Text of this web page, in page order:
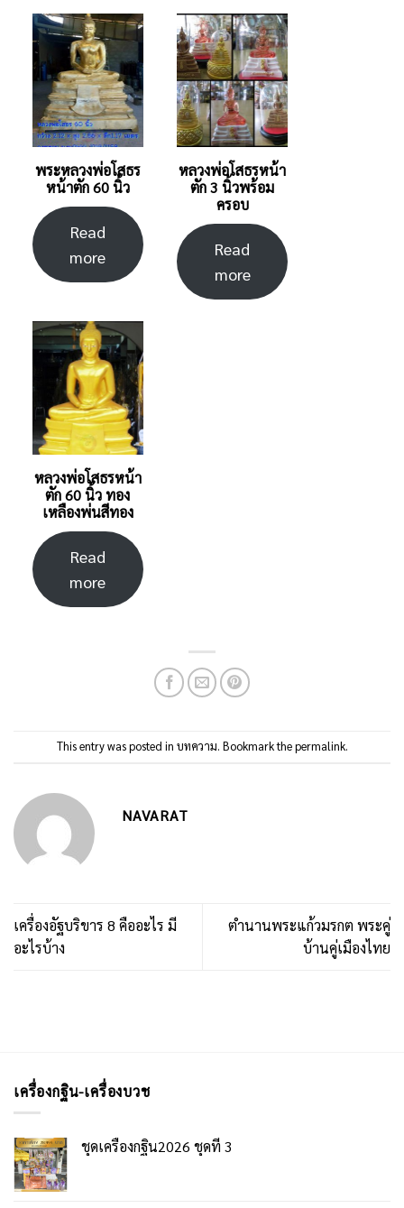
พระหลวงพ่อโสธร
หน้าตัก 60 นิ้ว
Read
more
หลวงพ่อโสธรหน้า
ตัก 3 นิ้วพร้อม
ครอบ
Read
more
หลวงพ่อโสธรหน้า
ตัก 60 นิ้ว ทอง
เหลืองพ่นสีทอง
Read
more
This entry was posted in บทความ. Bookmark thepermalink.
NAVARAT
เครื่องอัฐบริขาร 8 คืออะไร มี
อะไรบ้าง
ตำนานพระแก้วมรกต พระคู่
บ้านคู่เมืองไทย
เครื่องกฐิน-เครื่องบวช
ชุดเครื่องกฐิน2026 ชุดที่ 3